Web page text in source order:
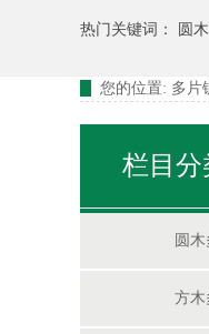
热门关键词： 圆
您的位置: 多片
栏目分
圆
方木